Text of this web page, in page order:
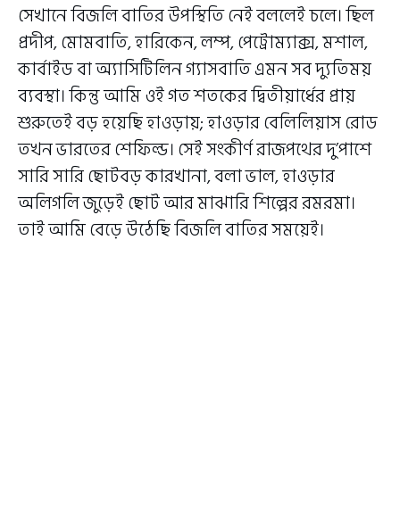
সেখানে বিজলি বাতির উপস্থিতি নেই বললেই চলে। ছিল
প্রদীপ, মোমবাতি, হারিকেন, লম্প, পেট্রোম্যাক্স, মশাল,
কার্বাইড বা অ্যাসিটিলিন গ্যাসবাতি এমন সব দ্যুতিময়
ব্যবস্থা। কিন্তু আমি ওই গত শতকের দ্বিতীয়ার্ধের প্রায়
শুরুতেই বড় হয়েছি হাওড়ায়; হাওড়ার বেলিলিয়াস রোড
তখন ভারতের শেফিল্ড। সেই সংকীর্ণ রাজপথের দু’পাশে
সারি সারি ছোটবড় কারখানা, বলা ভাল, হাওড়ার
অলিগলি জুড়েই ছোট আর মাঝারি শিল্পের রমরমা।
তাই আমি বেড়ে উঠেছি বিজলি বাতির সময়েই।